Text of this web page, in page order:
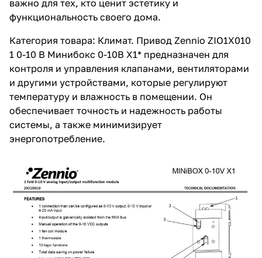
важно для тех, кто ценит эстетику и
функциональность своего дома.
Категория товара: Климат. Привод Zennio ZIO1X010
1 0-10 В Минибокс 0-10В Х1* предназначен для
контроля и управления клапанами, вентиляторами
и другими устройствами, которые регулируют
температуру и влажность в помещении. Он
обеспечивает точность и надежность работы
системы, а также минимизирует
энергопотребление.